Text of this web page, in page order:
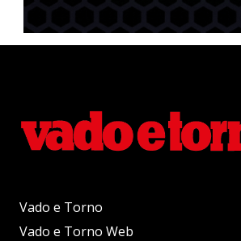
Vado e Torno
Vado e Torno Web